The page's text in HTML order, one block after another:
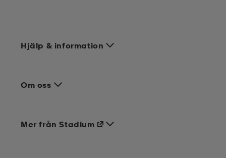
Hjälp & information
Om oss
Mer från Stadium